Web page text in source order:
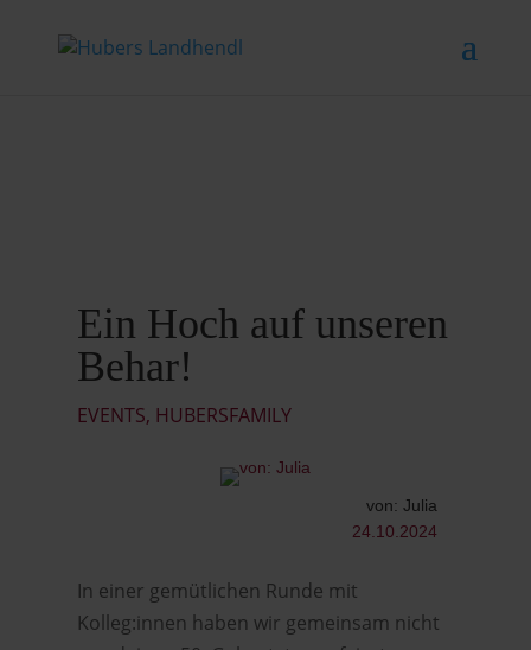
Ein Hoch auf unseren
Behar!
EVENTS, HUBERSFAMILY
von: Julia
24.10.2024
In einer gemütlichen Runde mit
Kolleg:innen haben wir gemeinsam nicht